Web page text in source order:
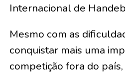
Internacional de
Mesmo com as
conquistar mais uma
competição fora do